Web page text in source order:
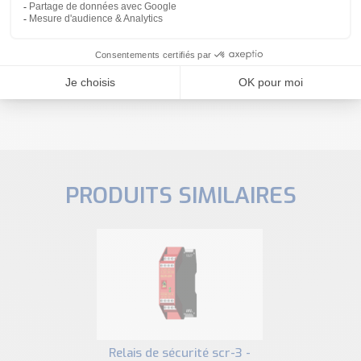
votre projet
NOUS CONTACTER
PRODUITS SIMILAIRES
relais de sécurité scr-3 -